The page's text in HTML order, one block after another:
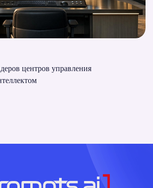
центров управления